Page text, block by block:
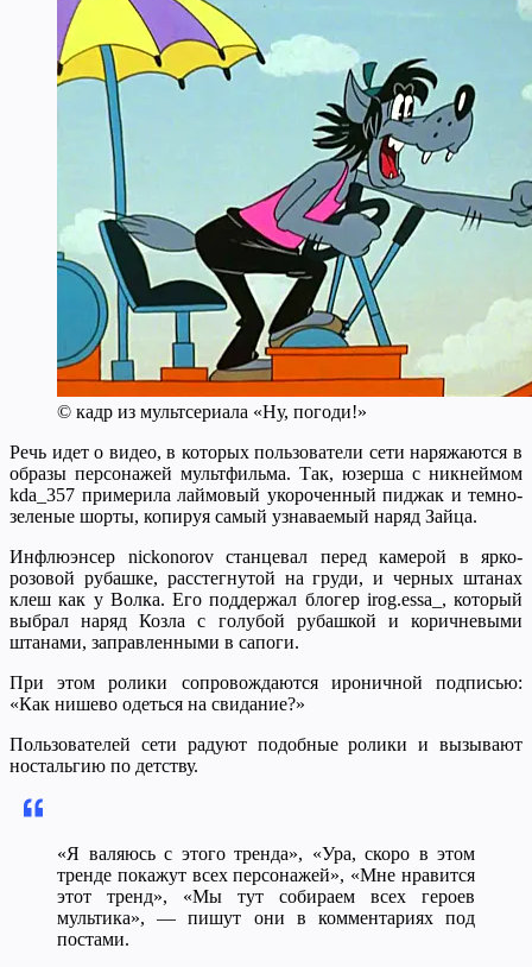
© кадр из мультсериала «Ну, погоди!»
Речь идет о видео, в которых пользователи сети наряжаются в
образы персонажей мультфильма. Так, юзерша с никнеймом
kda_357 примерила лаймовый укороченный пиджак и темно-
зеленые шорты, копируя самый узнаваемый наряд Зайца.
Инфлюэнсер nickonorov станцевал перед камерой в ярко-
розовой рубашке, расстегнутой на груди, и черных штанах
клеш как у Волка. Его поддержал блогер irog.essa_, который
выбрал наряд Козла с голубой рубашкой и коричневыми
штанами, заправленными в сапоги.
При этом ролики сопровождаются ироничной подписью:
«Как нишево одеться на свидание?»
Пользователей сети радуют подобные ролики и вызывают
ностальгию по детству.
«Я валяюсь с этого тренда», «Ура, скоро в этом
тренде покажут всех персонажей», «Мне нравится
этот тренд», «Мы тут собираем всех героев
мультика», — пишут они в комментариях под
постами.